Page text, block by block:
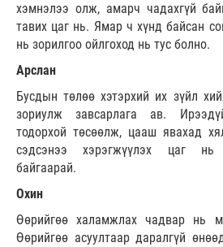
хэмнэлээ олж, амарч чадахгүй
тавих цаг нь. Ямар ч хүнд байсан
нь зорилгоо ойлгоход нь тус болно.
Арслан
Бусдын төлөө хэтэрхий их зүйл
зориулж завсарлага ав.
тодорхой төсөөлж, цааш явахад
сэдсэнээ хэрэгжүүлэх цаг нь
байгаарай.
Охин
Өөрийгөө халамжлах чадвар нь
Өөрийгөө асуултаар даралгүй